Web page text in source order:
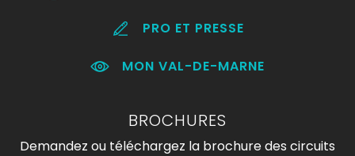
PRO ET PRESSE
MON VAL-DE-MARNE
BROCHURES
Demandez ou téléchargez la brochure des circuits